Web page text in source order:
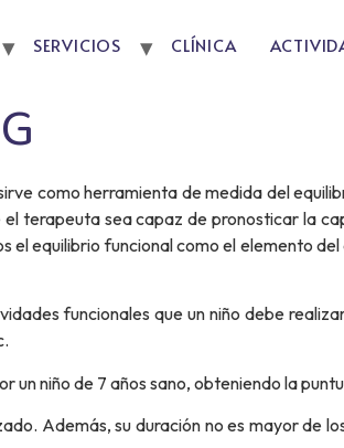
SERVICIOS CLÍNICA
como herramienta de medida del
terapeuta sea capaz de pronosticar la
equilibrio funcional como el elemento
funcionales que un niño debe
niño de 7 años sano, obteniendo la
Además, su duración no es mayor de